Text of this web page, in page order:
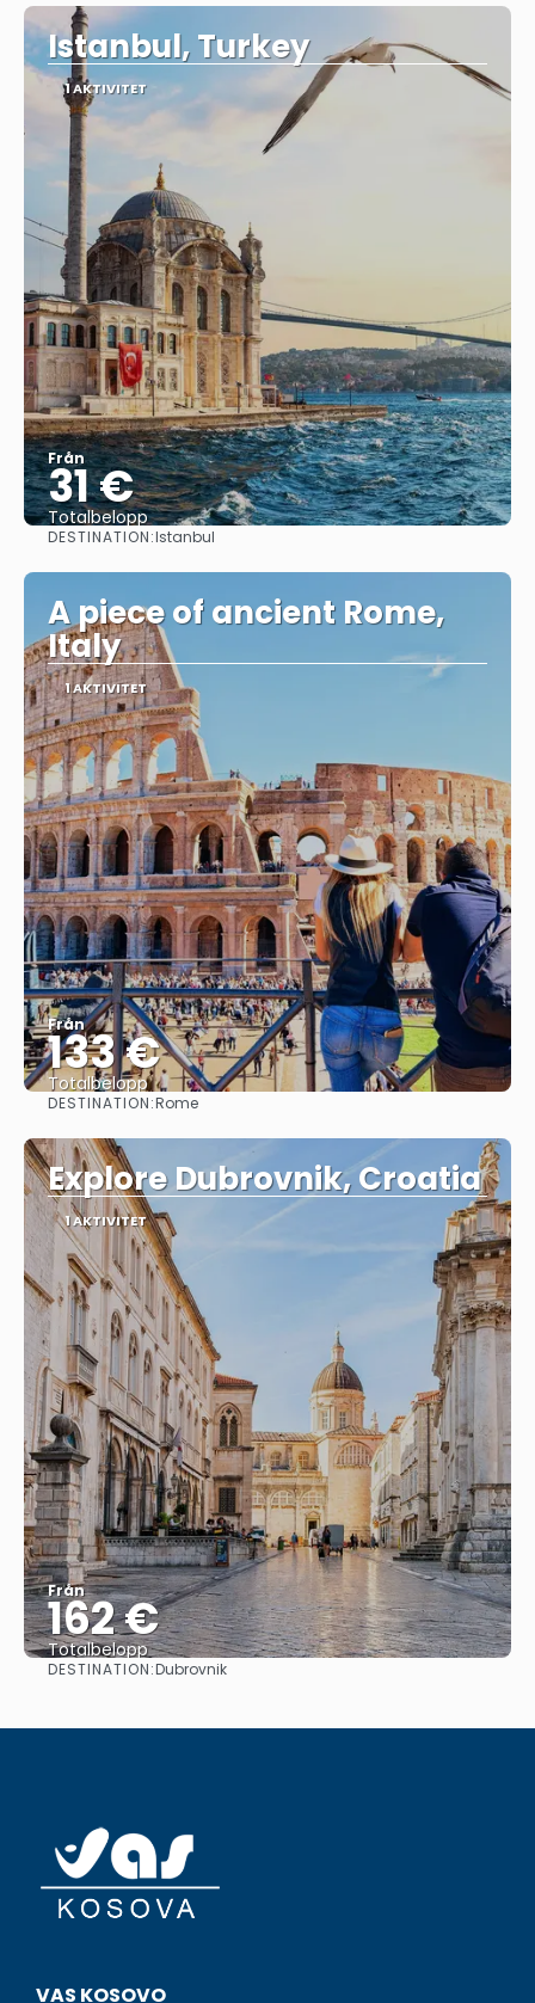
Istanbul, Turkey
1 AKTIVITET
Från
31 €
Totalbelopp
DESTINATION:Istanbul
A piece of ancient Rome,
Italy
1 AKTIVITET
Från
133 €
Totalbelopp
DESTINATION:Rome
Explore Dubrovnik, Croatia
1 AKTIVITET
Från
162 €
Totalbelopp
DESTINATION:Dubrovnik
VAS KOSOVO